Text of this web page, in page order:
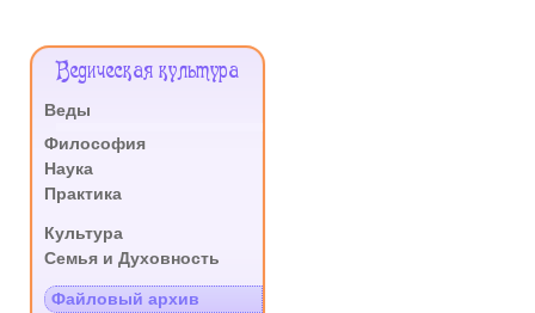
Меню
Ведическая культура
Веды
Философия
Наука
Практика
Культура
Семья и Духовность
Файловый архив